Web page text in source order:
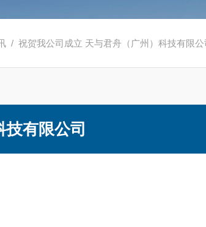
/ 祝贺我公司成立 天与君舟（广州）科技有限公
有限公司